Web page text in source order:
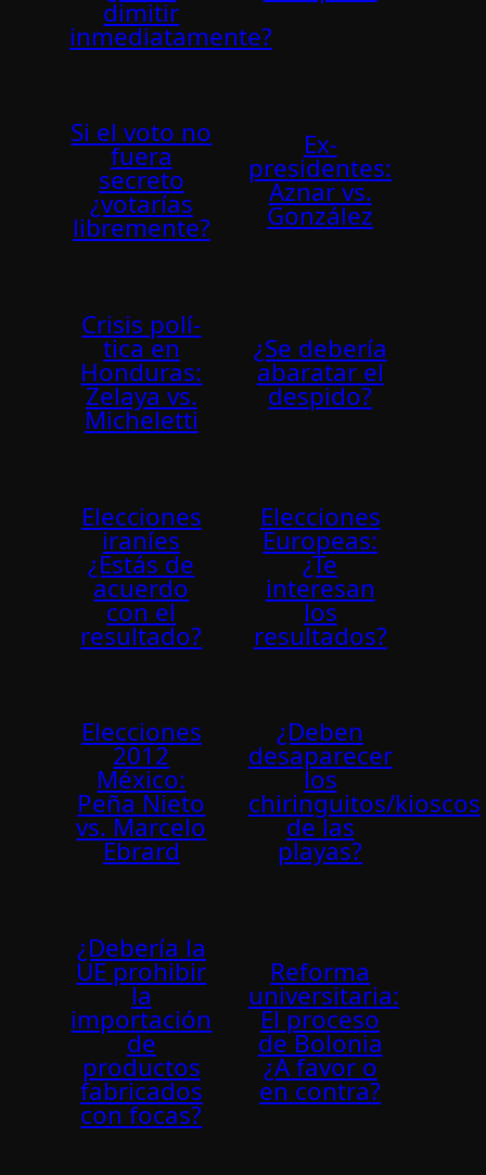
dimitir
inmediatamente?
Si el voto no
fuera
secreto
¿votarías
libremente?
Ex-
presidentes:
Aznar vs.
González
Crisis polí­
tica en
Honduras:
Zelaya vs.
Micheletti
¿Se deberí­a
abaratar el
despido?
Elecciones
iraníes
¿Estás de
acuerdo
con el
resultado?
Elecciones
Europeas:
¿Te
interesan
los
resultados?
Elecciones
2012
México:
Peña Nieto
vs. Marcelo
Ebrard
¿Deben
desaparecer
los
chiringuitos/kioscos
de las
playas?
¿Debería la
UE prohibir
la
importación
de
productos
fabricados
con focas?
Reforma
universitaria:
El proceso
de Bolonia
¿A favor o
en contra?